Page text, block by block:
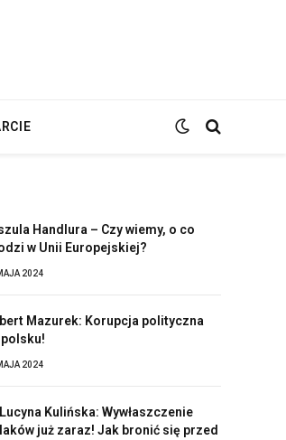
Handlura – Czy wiemy, o co
w Unii Europejskiej?
2024
Mazurek: Korupcja polityczna
2024
Kulińska: Wywłaszczenie
już zaraz! Jak bronić się przed